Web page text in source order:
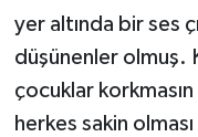
yer altında bir ses
düşünenler olmuş.
çocuklar
herkes sakin